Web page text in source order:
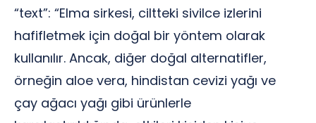
“text”: “Elma sirkesi, ciltteki sivilce izlerini
hafifletmek için doğal bir yöntem olarak
kullanılır. Ancak, diğer doğal alternatifler,
örneğin aloe vera, hindistan cevizi yağı ve
çay ağacı yağı gibi ürünlerle